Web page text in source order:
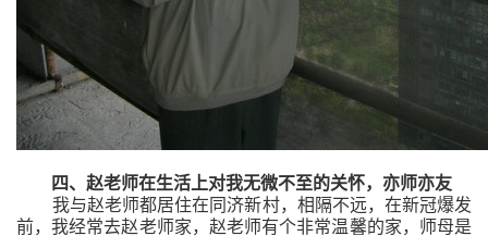
四、赵老师在生活上对我无微不至的关怀，亦师亦友
我与赵老师都居住在同济新村，相隔不远，在新冠爆发
前，我经常去赵老师家，赵老师有个非常温馨的家，师母是